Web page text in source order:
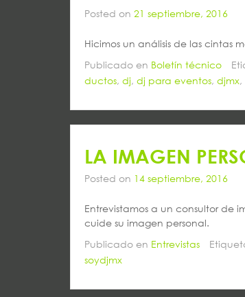
Posted on 21 septiembre, 2016
Hicimos un análisis de las cintas
Publicado en Boletín técnico
ductos, dj, dj para eventos, djmx,
LA IMAGEN
Posted on 14 septiembre, 2016
Entrevistamos a un consultor
cuide su imagen personal.
Publicado en Entrevistas
soydjmx